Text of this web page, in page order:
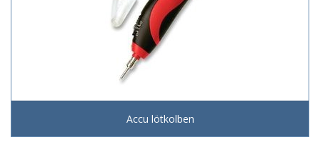
Accu lötkolben